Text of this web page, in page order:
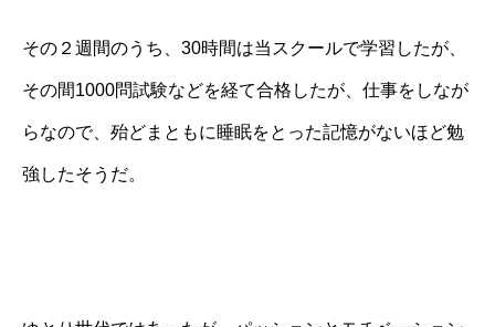
その２週間のうち、30時間は当スクールで学習したが、
その間1000問試験などを経て合格したが、仕事をしなが
らなので、殆どまともに睡眠をとった記憶がないほど勉
強したそうだ。